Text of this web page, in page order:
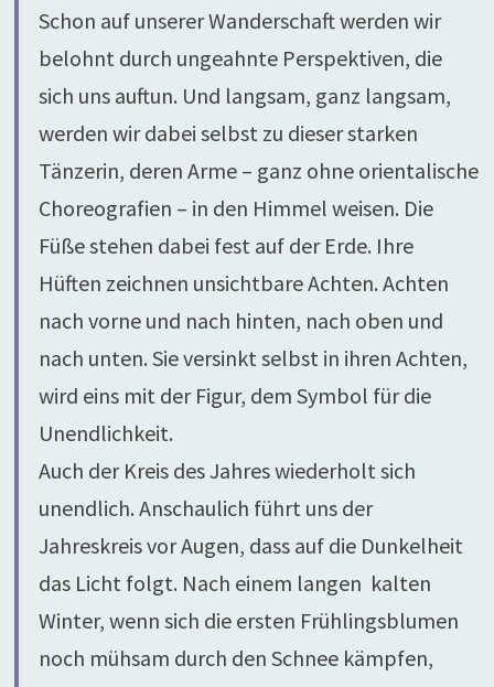
Schon auf unserer Wanderschaft werden wir
belohnt durch ungeahnte Perspektiven, die
sich uns auftun. Und langsam, ganz langsam,
werden wir dabei selbst zu dieser starken
Tänzerin, deren Arme – ganz ohne orientalische
Choreografien – in den Himmel weisen. Die
Füße stehen dabei fest auf der Erde. Ihre
Hüften zeichnen unsichtbare Achten. Achten
nach vorne und nach hinten, nach oben und
nach unten. Sie versinkt selbst in ihren Achten,
wird eins mit der Figur, dem Symbol für die
Unendlichkeit.
Auch der Kreis des Jahres wiederholt sich
unendlich. Anschaulich führt uns der
Jahreskreis vor Augen, dass auf die Dunkelheit
das Licht folgt. Nach einem langen kalten
Winter, wenn sich die ersten Frühlingsblumen
noch mühsam durch den Schnee kämpfen,